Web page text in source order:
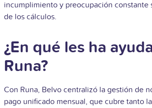
incumplimiento y preocupación constante
de los cálculos.
¿En qué les ha
Runa?
Con Runa, Belvo centralizó la gestión de
pago unificado mensual, que cubre tanto